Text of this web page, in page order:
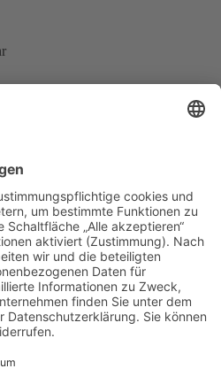
Kamenz e. V. besteht seit 1963.
Ziel des Blasorchesters ist es, die
Heimatstadt würdig zu vertreten.
sind diese Elemente
werden im bunten Programm
Es wird sicher wieder ein
»facebook.com/rathaus.kamenz